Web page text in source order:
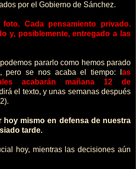
por el Gobierno de Sánchez.
Cada pensamiento privado.
y, posiblemente, entregado a las
pararlo como hemos parado
pero se nos acaba el tiempo: l as
acabarán mañana 12 de
el texto, y unas semanas después
hoy mismo en defensa de nuestra
tarde.
hoy, mientras las decisiones aún